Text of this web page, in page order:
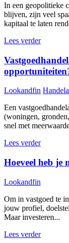
In een geopolitieke
blijven, zijn veel
kapitaal te laten
Lees verder
Lookandfin
Een
(woningen,
snel met
Lees verder
Hoeveel heb je
Lookandfin
Om in vastgoed te
jouw profiel,
Maar investeren...
Lees verder